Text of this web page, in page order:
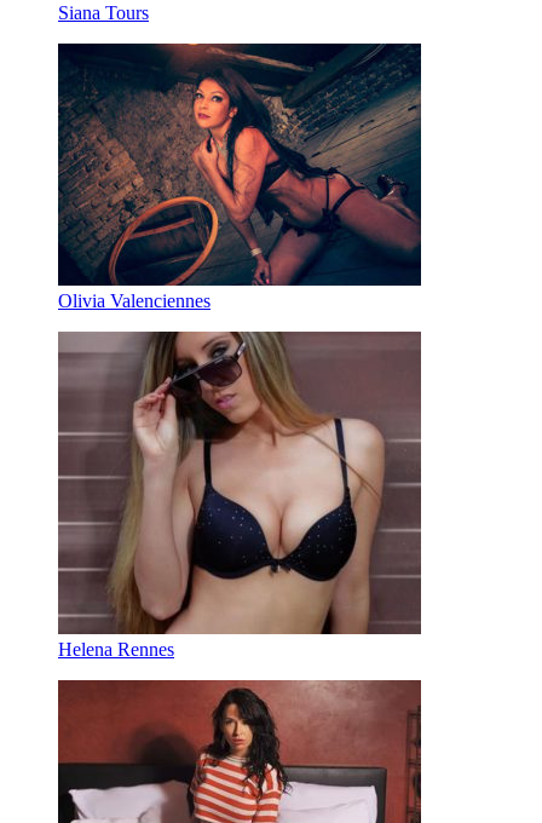
Siana Tours
Olivia Valenciennes
Helena Rennes